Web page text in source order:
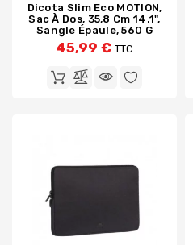
Dicota Slim Eco MOTION,
Sac À Dos, 35,8 Cm 14.1",
Sangle Épaule, 560 G
45,99 € TTC